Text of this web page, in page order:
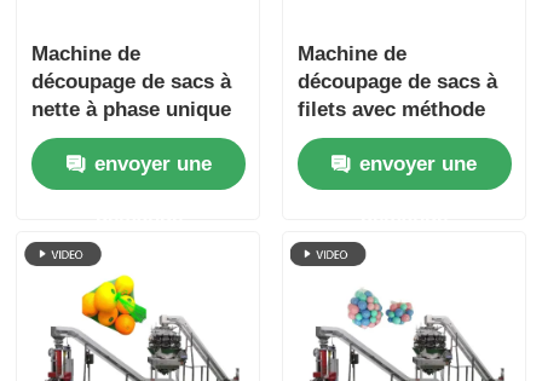
Machine de
découpage de sacs à
nette à phase unique
220V pour emballage
de matériaux en vrac
envoyer une
Machine de
découpage de sacs à
filets avec méthode
de double liaison en
acier inoxydable 304
envoyer une